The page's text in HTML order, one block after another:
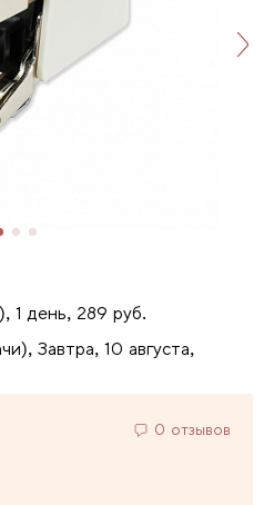
1 день, 289 руб.
Завтра, 10 августа,
0 отзывов